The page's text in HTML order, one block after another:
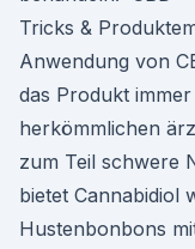
Tricks &
Anwendung von
das Produkt
herkömmlichen
zum Teil schwere
bietet Cannabidiol
Hustenbonbons